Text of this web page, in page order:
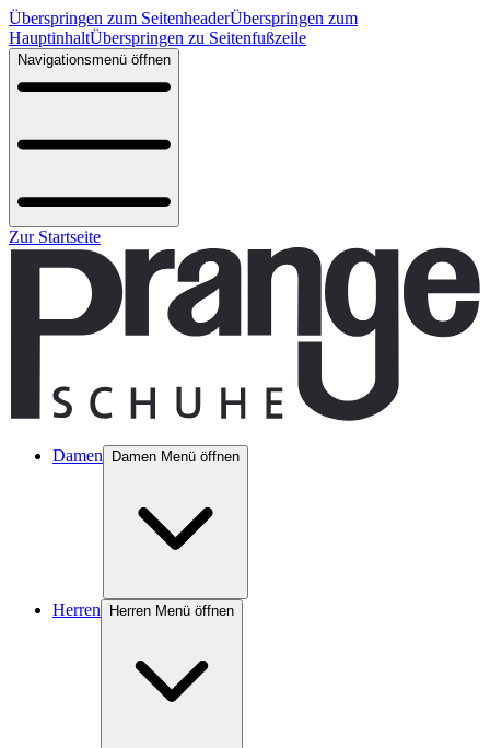
Überspringen zum SeitenheaderÜberspringen zum
HauptinhaltÜberspringen zu Seitenfußzeile
Navigationsmenü öffnen
Zur Startseite
Damen Damen Menü öffnen
Herren Herren Menü öffnen